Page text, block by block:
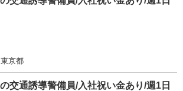
京都
交通誘導警備員/入社祝い金あり/週1日